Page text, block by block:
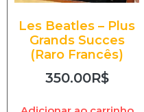
Les Beatles – Plus
Grands Succes
(Raro Francês)
350.00R$